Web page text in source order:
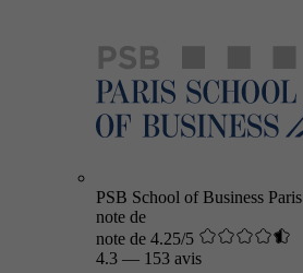
PSB School of Business Paris
note de
note de 4.25/5
4.3 — 153 avis